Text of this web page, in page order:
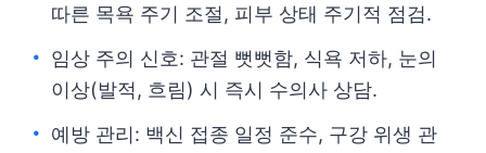
따른 목욕 주기 조절, 피부 상태 주기적 점검.
임상 주의 신호: 관절 뻣뻣함, 식욕 저하, 눈의
이상(발적, 흐림) 시 즉시 수의사 상담.
예방 관리: 백신 접종 일정 준수, 구강 위생 관